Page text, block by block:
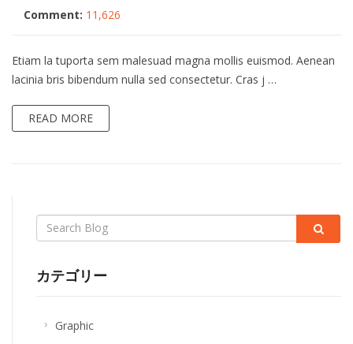
Comment: 11,626
Etiam la tuporta sem malesuad magna mollis euismod. Aenean
lacinia bris bibendum nulla sed consectetur. Cras j …
READ MORE
Search
label
カテゴリー
Graphic